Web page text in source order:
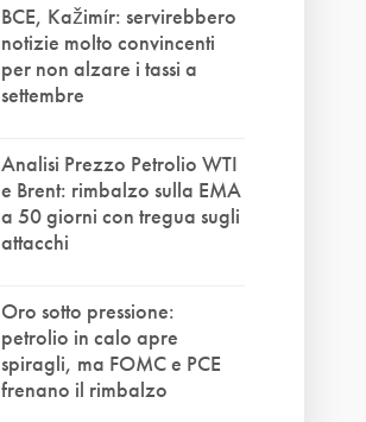
BCE, Kažimír: servirebbero
notizie molto convincenti
per non alzare i tassi a
settembre
Analisi Prezzo Petrolio WTI
e Brent: rimbalzo sulla EMA
a 50 giorni con tregua sugli
attacchi
Oro sotto pressione:
petrolio in calo apre
spiragli, ma FOMC e PCE
frenano il rimbalzo